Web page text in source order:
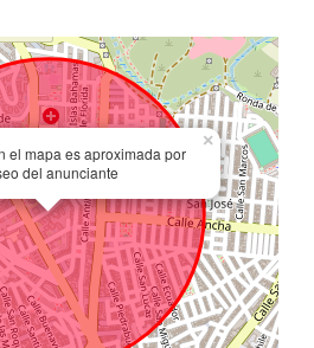
el mapa es aproximada por
del anunciante
×